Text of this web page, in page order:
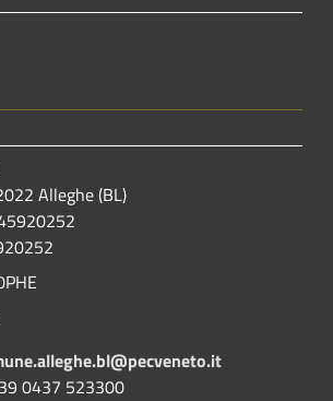
Alleghe (BL)
0437 523300